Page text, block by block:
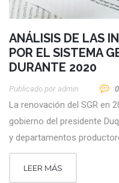
ANÁLISIS DE LAS
POR EL SISTEMA
DURANTE 2020
Publicado por Admin 0
La renovación del SGR en
gobierno del presidente
y departamentos
LEER MÁS